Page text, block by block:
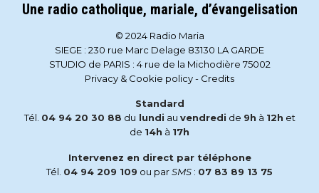
Une radio catholique, mariale, d’évangelisation
© 2024 Radio Maria
SIEGE : 230 rue Marc Delage 83130 LA GARDE
STUDIO de PARIS : 4 rue de la Michodière 75002
Privacy & Cookie policy- Credits
Standard
Tél. 04 94 20 30 88 du lundi au vendredi de 9h à 12h et
de 14h à 17h
Intervenez en direct par téléphone
Tél. 04 94 209 109 ou parSMS : 07 83 89 13 75